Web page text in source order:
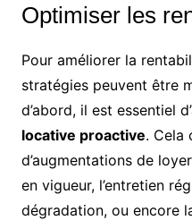
Optimiser les
Pour améliorer la
stratégies peuvent être
d’abord, il est essentiel
locative proactive. Cela
d’augmentations de
en vigueur, l’entretien
dégradation, ou encore